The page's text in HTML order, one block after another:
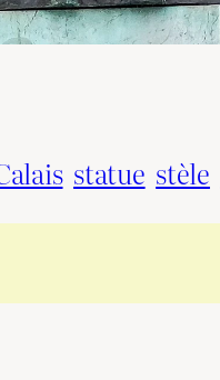
statue stèle